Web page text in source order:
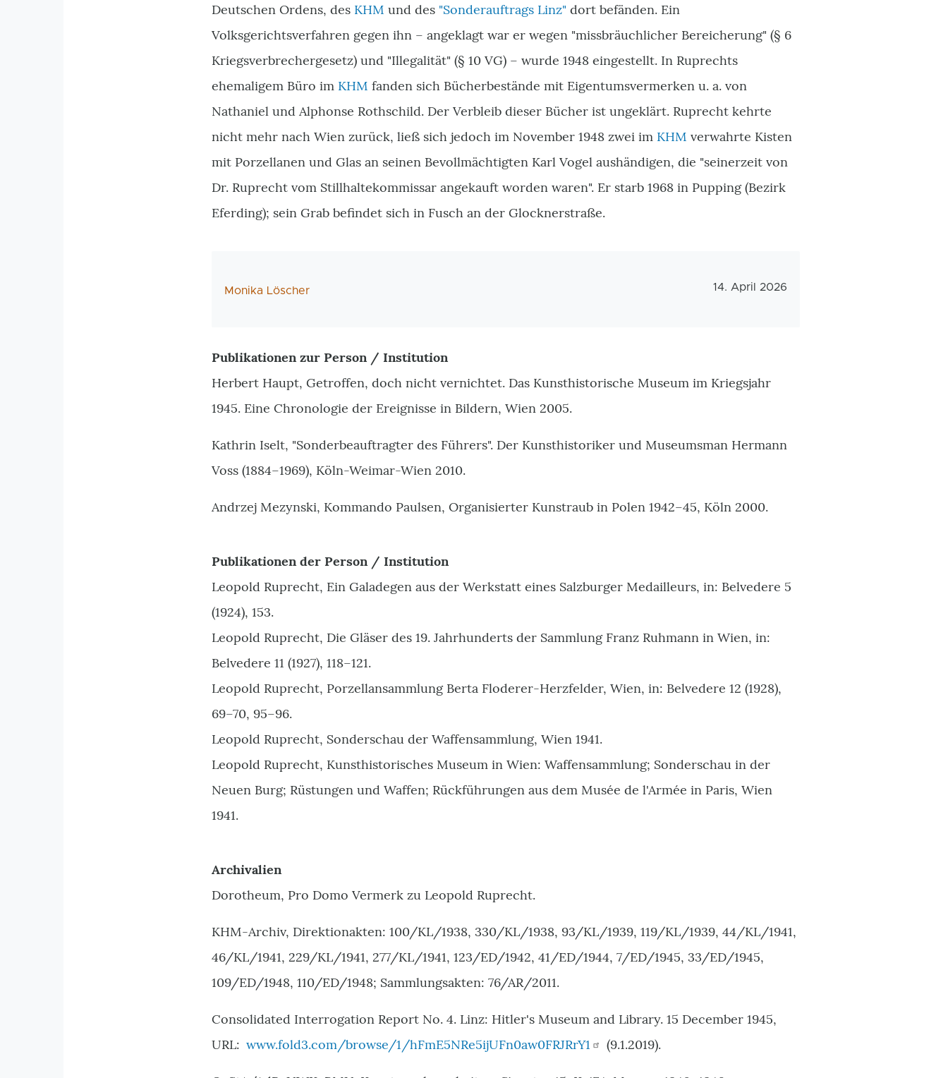
Deutschen Ordens, des KHM und des "Sonderauftrags Linz" dort befänden. Ein
Volksgerichtsverfahren gegen ihn – angeklagt war er wegen "missbräuchlicher Bereicherung" (§ 6
Kriegsverbrechergesetz) und "Illegalität" (§ 10 VG) – wurde 1948 eingestellt. In Ruprechts
ehemaligem Büro im KHM fanden sich Bücherbestände mit Eigentumsvermerken u. a. von
Nathaniel und Alphonse Rothschild. Der Verbleib dieser Bücher ist ungeklärt. Ruprecht kehrte
nicht mehr nach Wien zurück, ließ sich jedoch im November 1948 zwei im KHM verwahrte Kisten
mit Porzellanen und Glas an seinen Bevollmächtigten Karl Vogel aushändigen, die "seinerzeit von
Dr. Ruprecht vom Stillhaltekommissar angekauft worden waren". Er starb 1968 in Pupping (Bezirk
Eferding); sein Grab befindet sich in Fusch an der Glocknerstraße.
AutorIn
Monika Löscher Veröffentlichungsdatum
14. April 2026
Publikationen zur Person / Institution
Herbert Haupt, Getroffen, doch nicht vernichtet. Das Kunsthistorische Museum im Kriegsjahr
1945. Eine Chronologie der Ereignisse in Bildern, Wien 2005.
Kathrin Iselt, "Sonderbeauftragter des Führers". Der Kunsthistoriker und Museumsman Hermann
Voss (1884–1969), Köln-Weimar-Wien 2010.
Andrzej Mezynski, Kommando Paulsen, Organisierter Kunstraub in Polen 1942–45, Köln 2000.
Publikationen der Person / Institution
Leopold Ruprecht, Ein Galadegen aus der Werkstatt eines Salzburger Me­dailleurs, in: Belvedere 5
(1924), 153.
Leopold Ruprecht, Die Gläser des 19. Jahrhunderts der Sammlung Franz Ruhmann in Wien, in:
Belvedere 11 (1927), 118–121.
Leopold Ruprecht, Porzellansammlung Berta Floderer-Herzfelder, Wien, in: Belvedere 12 (1928),
69–70, 95–96.
Leopold Ruprecht, Sonderschau der Waffensammlung, Wien 1941.
Leopold Ruprecht, Kunsthistorisches Museum in Wien: Waffensammlung; Sonderschau in der
Neuen Burg; Rüstungen und Waffen; Rückführungen aus dem Musée de l'Armée in Paris, Wien
1941.
Archivalien
Dorotheum, Pro Domo Vermerk zu Leopold Ruprecht.
KHM-Archiv, Direktionakten: 100/KL/1938, 330/KL/1938, 93/KL/1939, 119/KL/1939, 44/KL/1941,
46/KL/1941, 229/KL/1941, 277/KL/1941, 123/ED/1942, 41/ED/1944, 7/ED/1945, 33/ED/1945,
109/ED/1948, 110/ED/1948; Sammlungsakten: 76/AR/2011.
Consolidated Interrogation Report No. 4. Linz: Hitler's Museum and Library. 15 December 1945,
URL: www.fold3.com/browse/1/hFmE5NRe5ijUFn0aw0FRJRrY1 (9.1.2019).